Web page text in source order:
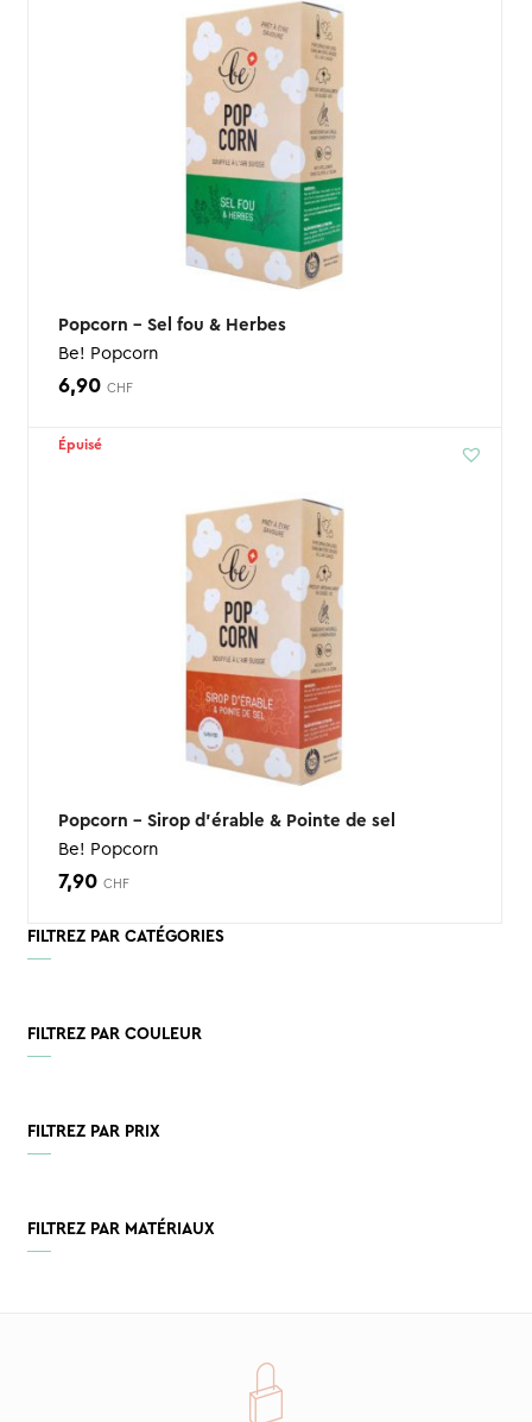
Popcorn – Sel fou & Herbes
Be! Popcorn
6,90 CHF
Épuisé
Popcorn – Sirop d’érable & Pointe de sel
Be! Popcorn
7,90 CHF
FILTREZ PAR CATÉGORIES
FILTREZ PAR COULEUR
FILTREZ PAR PRIX
FILTREZ PAR MATÉRIAUX